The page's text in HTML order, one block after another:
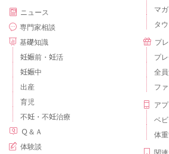
ニュース
専門家相談
基礎知識
妊娠前・妊活
妊娠中
出産
育児
不妊・不妊治療
Ｑ＆Ａ
体験談
マ
タ
プ
プ
全
フ
アプ
ベ
体